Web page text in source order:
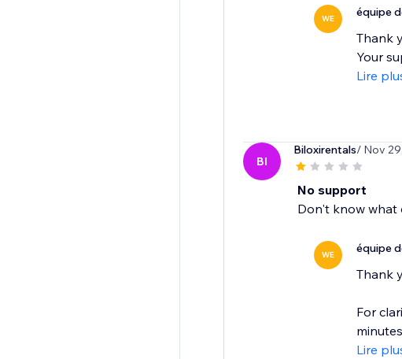
WE équipe
Thank
Your
Lire
BI
Biloxirentals/ Nov
No support
Don't know what
WE équipe
Thank
For
Lire